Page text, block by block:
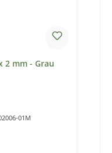
2 mm - Grau
01M